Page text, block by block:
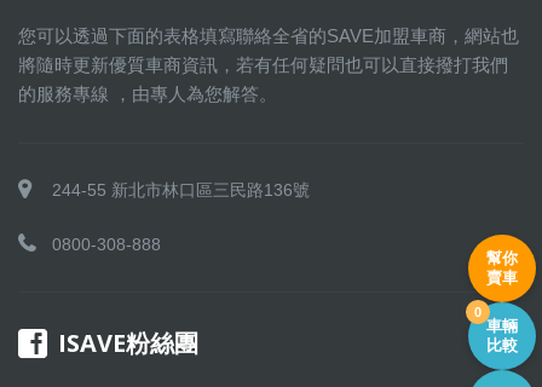
您可以透過下面的表格填寫聯絡全省的SAVE加盟車商，網站也
將隨時更新優質車商資訊，若有任何疑問也可以直接撥打我們
的服務專線 ，由專人為您解答。
244-55 新北市林口區三民路136號
0800-308-888
ISAVE粉絲團
幫你
賣車
車輛
比較
0